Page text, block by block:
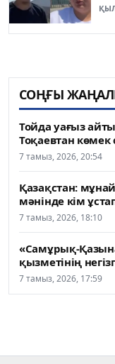
СОҢҒЫ
Тойда уағыз
Тоқаевтан
7 тамыз, 2026, 20:54
Қазақстан:
мәнінде кім
7 тамыз, 2026, 18:10
«Самұрық-
қызметінің
7 тамыз, 2026, 17:59